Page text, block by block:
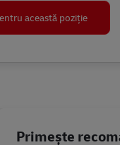
această poziție
Primește